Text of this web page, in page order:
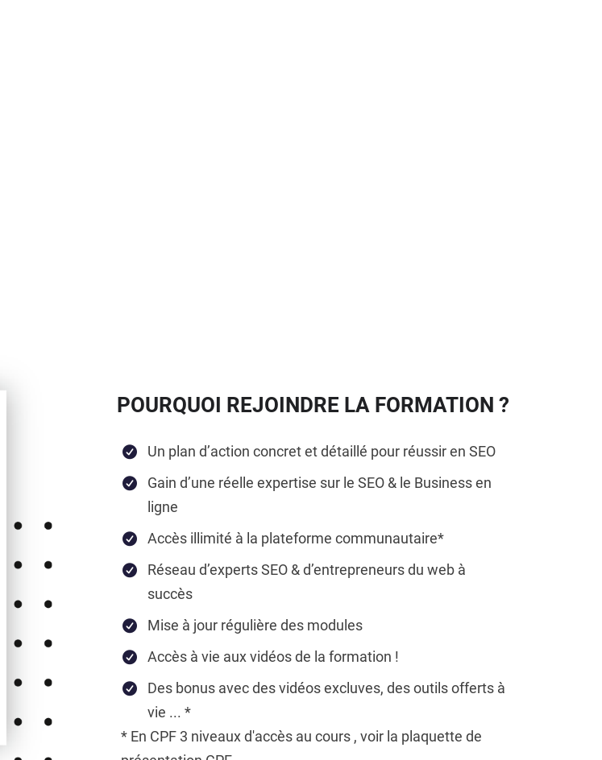
POURQUOI REJOINDRE LA FORMATION ?
Un plan d’action concret et détaillé pour réussir en SEO
Gain d’une réelle expertise sur le SEO & le Business en
ligne
Accès illimité à la plateforme communautaire*
Réseau d’experts SEO & d’entrepreneurs du web à
succès
Mise à jour régulière des modules
Accès à vie aux vidéos de la formation !
Des bonus avec des vidéos excluves, des outils offerts à
vie ... *
* En CPF 3 niveaux d'accès au cours , voir la plaquette de